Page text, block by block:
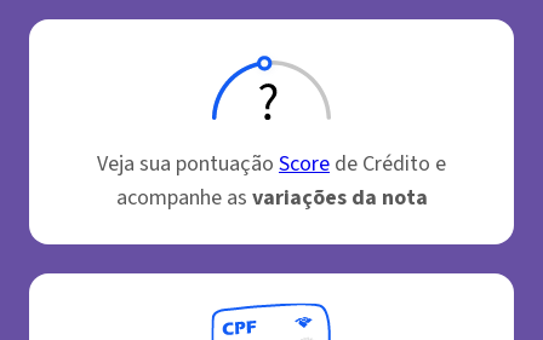
Veja sua pontuação Score de Crédito e
acompanhe as variações da nota